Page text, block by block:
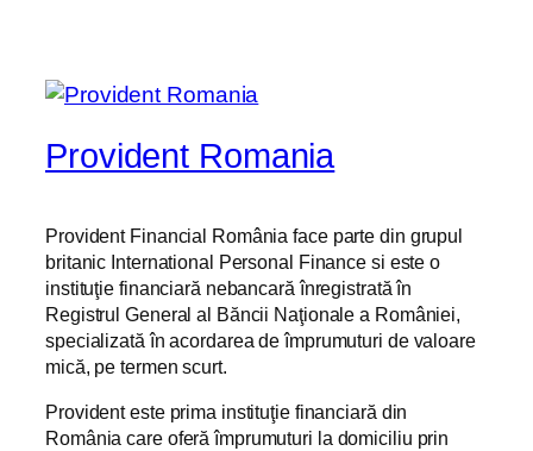
Provident Romania
Provident Financial România face parte din grupul
britanic International Personal Finance si este o
instituţie financiară nebancară înregistrată în
Registrul General al Băncii Naţionale a României,
specializată în acordarea de împrumuturi de valoare
mică, pe termen scurt.
Provident este prima instituţie financiară din
România care oferă împrumuturi la domiciliu prin